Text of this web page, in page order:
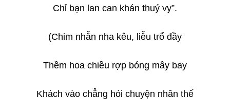
Chỉ bạn lan can khán thuý vy”.
(Chim nhẫn nha kêu, liễu trổ đầy
Thềm hoa chiều rợp bóng mây bay
Khách vào chẳng hỏi chuyện nhân thế